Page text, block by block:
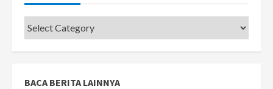
Categories
BACA BERITA LAINNYA